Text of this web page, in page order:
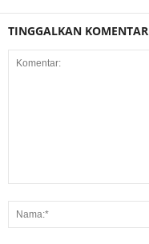
TINGGALKAN KOMENTAR